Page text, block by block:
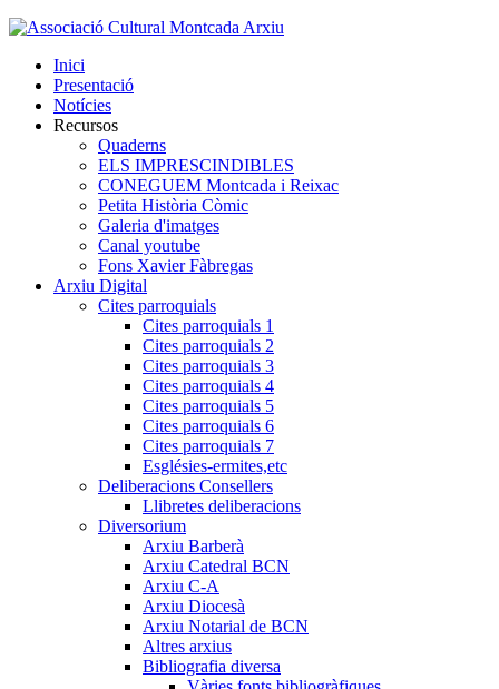
Inici
Presentació
Notícies
Recursos
Quaderns
ELS IMPRESCINDIBLES
CONEGUEM Montcada i Reixac
Petita Història Còmic
Galeria d'imatges
Canal youtube
Fons Xavier Fàbregas
Arxiu Digital
Cites parroquials
Cites parroquials 1
Cites parroquials 2
Cites parroquials 3
Cites parroquials 4
Cites parroquials 5
Cites parroquials 6
Cites parroquials 7
Esglésies-ermites,etc
Deliberacions Consellers
Llibretes deliberacions
Diversorium
Arxiu Barberà
Arxiu Catedral BCN
Arxiu C-A
Arxiu Diocesà
Arxiu Notarial de BCN
Altres arxius
Bibliografia diversa